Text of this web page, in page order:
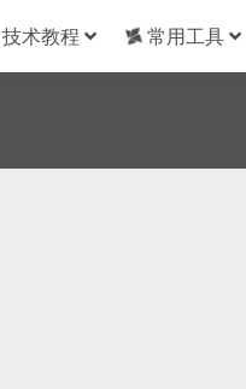
技术教程 常用工具